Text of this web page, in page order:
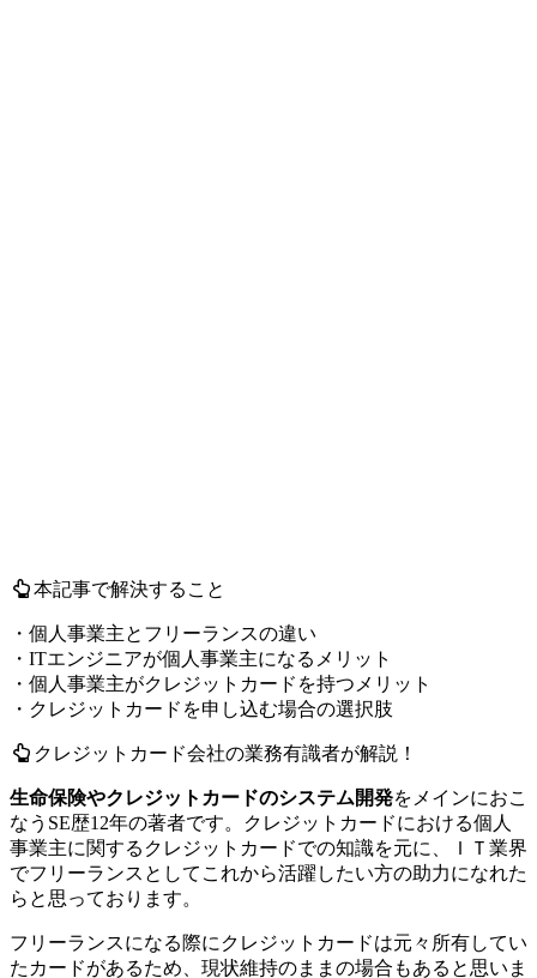
本記事で解決すること
・個人事業主とフリーランスの違い
・ITエンジニアが個人事業主になるメリット
・個人事業主がクレジットカードを持つメリット
・クレジットカードを申し込む場合の選択肢
クレジットカード会社の業務有識者が解説！
生命保険やクレジットカードのシステム開発をメインにおこ
なうSE歴12年の著者です。クレジットカードにおける個人
事業主に関するクレジットカードでの知識を元に、ＩＴ業界
でフリーランスとしてこれから活躍したい方の助力になれた
らと思っております。
フリーランスになる際にクレジットカードは元々所有してい
たカードがあるため、現状維持のままの場合もあると思いま